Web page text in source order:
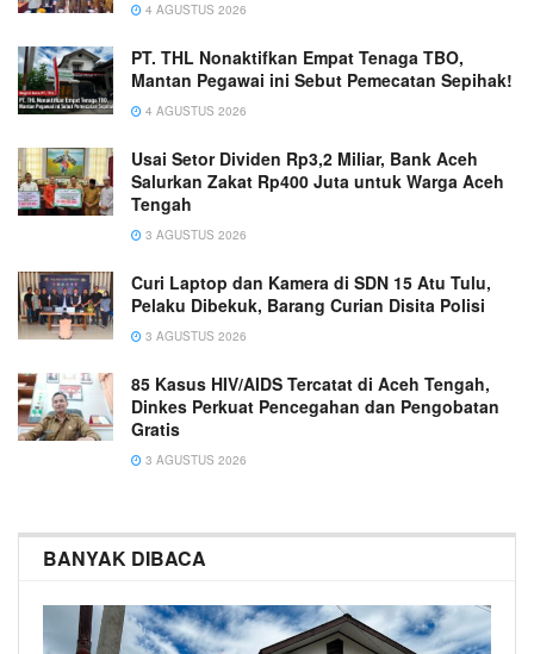
4 AGUSTUS 2026
PT. THL Nonaktifkan Empat Tenaga TBO,
Mantan Pegawai ini Sebut Pemecatan Sepihak!
4 AGUSTUS 2026
Usai Setor Dividen Rp3,2 Miliar, Bank Aceh
Salurkan Zakat Rp400 Juta untuk Warga Aceh
Tengah
3 AGUSTUS 2026
Curi Laptop dan Kamera di SDN 15 Atu Tulu,
Pelaku Dibekuk, Barang Curian Disita Polisi
3 AGUSTUS 2026
85 Kasus HIV/AIDS Tercatat di Aceh Tengah,
Dinkes Perkuat Pencegahan dan Pengobatan
Gratis
3 AGUSTUS 2026
BANYAK DIBACA